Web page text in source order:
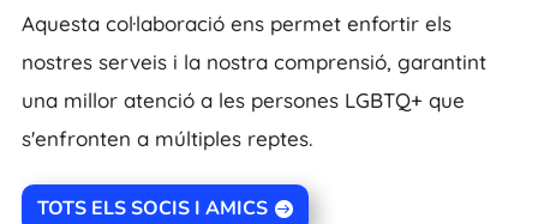
Aquesta col·laboració ens permet enfortir els
nostres serveis i la nostra comprensió, garantint
una millor atenció a les persones LGBTQ+ que
s'enfronten a múltiples reptes.
TOTS ELS SOCIS I AMICS